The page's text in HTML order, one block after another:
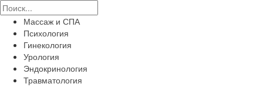
Массаж и СПА
Психология
Гинекология
Урология
Эндокринология
Травматология